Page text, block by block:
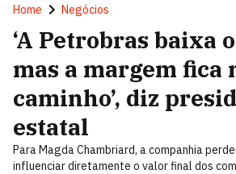
Home Negócios
‘A Petrobras baixa
mas a margem fica
caminho’, diz
estatal
Para Magda Chambriard, a companhia
influenciar diretamente o valor final dos